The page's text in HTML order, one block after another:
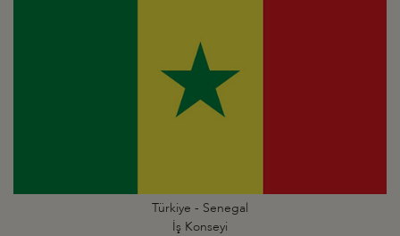
Türkiye - Senegal
İş Konseyi